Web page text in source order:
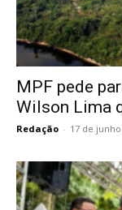
MPF pede
Wilson Lima
Redação - 17 de